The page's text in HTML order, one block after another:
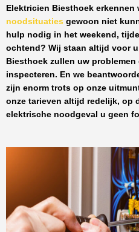
Elektricien Biesthoek erkennen
noodsituaties gewoon niet
hulp nodig in het weekend,
ochtend? Wij staan altijd voor
Biesthoek zullen uw
inspecteren. En we
zijn enorm trots op onze
onze tarieven altijd redelijk, op
elektrische noodgeval u geen